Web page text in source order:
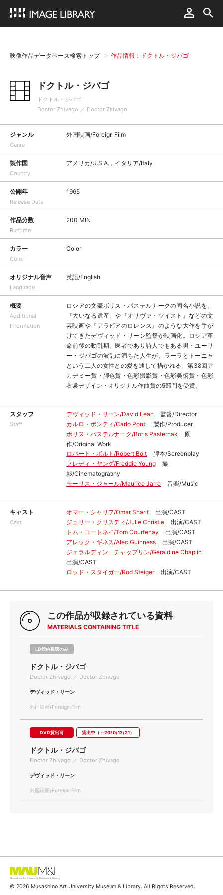
映像作品データベース検索トップ 作品情報：ドクトル・ジバゴ
ドクトル・ジバゴ
ドクトル・ジバゴ
Doctor Zhivago ／ Doctor Zhivago
ジャンル
Genre
外国映画/Foreign Film
製作国
Country
アメリカ/U.S.A.，イタリア/Italy
公開年
Release Date
1965
作品分数
Runtime
200 MIN
カラー
Color
Color
オリジナル音声
Language
英語/English
概要
Additional
Information
ロシアの文豪ボリス・パステルナークの同名小説を、
『大いなる遺産』や『オリヴァ・ツイスト』などの文
芸映画や『アラビアのロレンス』のような大作を手が
けてきたデヴィッド・リーン監督が映画化。ロシア革
命前後の動乱期、医者であり詩人でもある男・ユーリ
ー・ジバゴの波乱に満ちた人生が、ラーラとトーニャ
という二人の女性との愛を通して描かれる。第38回ア
カデミー賞・脚色賞・色彩撮影賞・色彩美術賞・色彩
衣裳デザイン・オリジナル作曲賞の5部門を受賞。
スタッフ
Staff
デヴィッド・リーン/David Lean
監督/Director
カルロ・ポンティ/Carlo Ponti
製作/Producer
ボリス・パステルナーク/Boris Pasternak
原
作/Original Work
ロバート・ボルト/Robert Bolt
脚本/Screenplay
フレディ・ヤング/Freddie Young
撮
影/Cinematography
モーリス・ジャール/Maurice Jarre
音楽/Music
キャスト
Cast
オマー・シャリフ/Omar Sharif
出演/CAST
ジュリー・クリスティ/Julie Christie
出演/CAST
トム・コートネイ/Tom Courtenay
出演/CAST
アレック・ギネス/Alec Guinness
出演/CAST
ジェラルディン・チャップリン/Geraldine Chaplin
出演/CAST
ロッド・スタイガー/Rod Steiger
出演/CAST
この作品が収録されている資料
MATERIALS CONTAINING TITLE
LD館内視聴のみ
ドクトル・ジバゴ
Doctor Zhivago ／ Doctor Zhivago
デヴィッド・リーン
外国映画/Foreign Film
DVD貸出可 貸出中（～2020/12/21）
ドクトル・ジバゴ
Doctor Zhivago ／ Doctor Zhivago
デヴィッド・リーン
外国映画/Foreign Film
© 2026 Musashino Art University Museum & Library. All Rights Reserved.